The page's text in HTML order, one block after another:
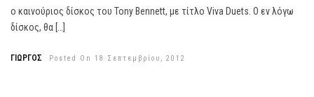
ο καινούριος δίσκος του Tony Bennett, με τίτλο Viva Duets. Ο εν λόγω
δίσκος, θα […]
ΓΙΩΡΓΟΣ Posted On 18 Σεπτεμβρίου, 2012